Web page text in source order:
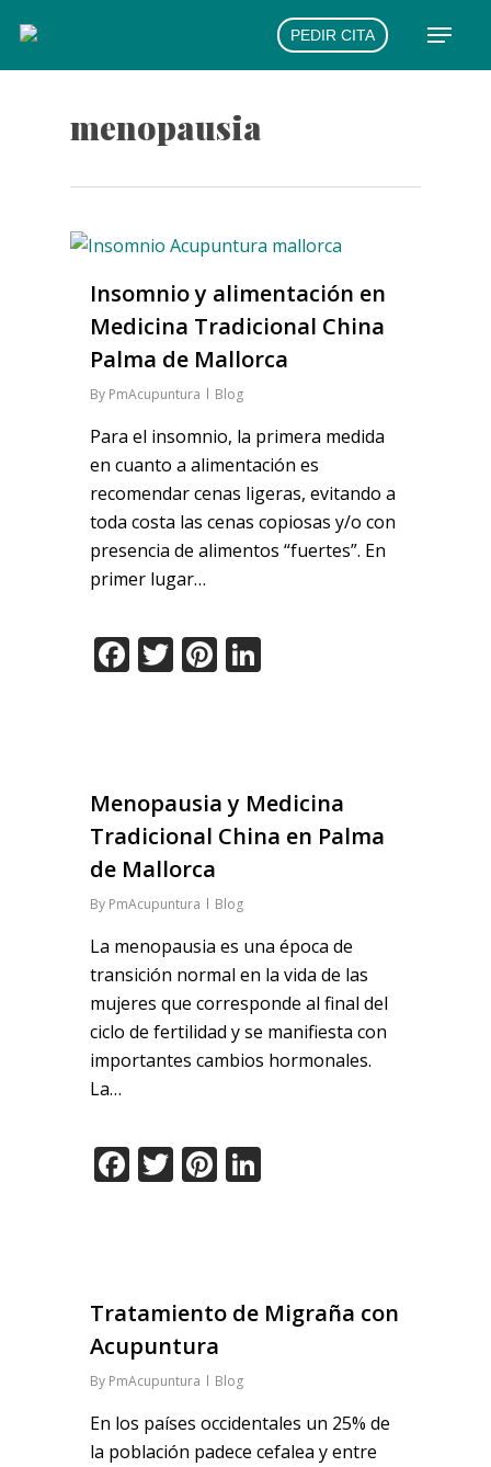
main
PEDIR CITA Menu
menopausia
Insomnio y alimentación en
Medicina Tradicional China
Palma de Mallorca
By PmAcupuntura Blog
Para el insomnio, la primera medida
en cuanto a alimentación es
recomendar cenas ligeras, evitando a
toda costa las cenas copiosas y/o con
presencia de alimentos “fuertes”. En
primer lugar…
Facebook
TwitterPinterest
Menopausia y Medicina
Tradicional China en Palma
de Mallorca
By PmAcupuntura Blog
La menopausia es una época de
transición normal en la vida de las
mujeres que corresponde al final del
ciclo de fertilidad y se manifiesta con
importantes cambios hormonales.
La…
Facebook
TwitterPinterest
Tratamiento de Migraña con
Acupuntura
By PmAcupuntura Blog
En los países occidentales un 25% de
la población padece cefalea y entre